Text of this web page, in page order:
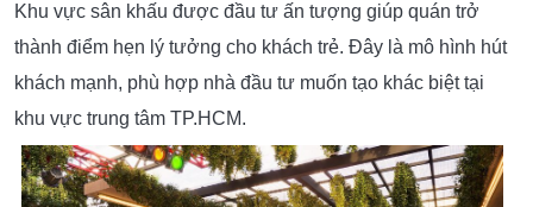
Khu vực sân khấu được đầu tư ấn tượng giúp quán trở
thành điểm hẹn lý tưởng cho khách trẻ. Đây là mô hình hút
khách mạnh, phù hợp nhà đầu tư muốn tạo khác biệt tại
khu vực trung tâm TP.HCM.